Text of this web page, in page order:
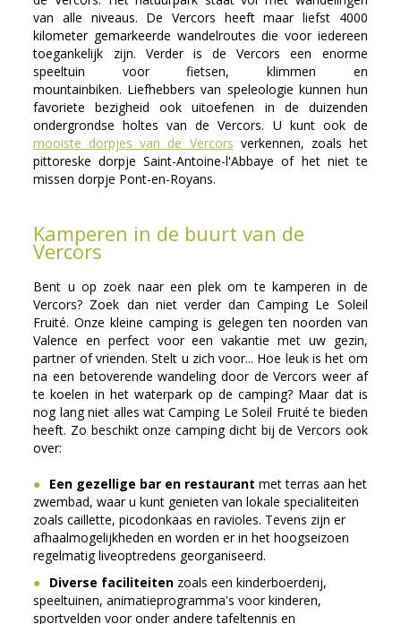
van alle niveaus. De Vercors heeft maar liefst 4000
kilometer gemarkeerde wandelroutes die voor iedereen
toegankelijk zijn. Verder is de Vercors een enorme
speeltuin voor fietsen, klimmen en
mountainbiken. Liefhebbers van speleologie kunnen hun
favoriete bezigheid ook uitoefenen in de duizenden
ondergrondse holtes van de Vercors. U kunt ook de
mooiste dorpjes van de Vercors verkennen, zoals het
pittoreske dorpje Saint-Antoine-l'Abbaye of het niet te
missen dorpje Pont-en-Royans.
Kamperen in de buurt van de
Vercors
Bent u op zoek naar een plek om te kamperen in de
Vercors? Zoek dan niet verder dan Camping Le Soleil
Fruité. Onze kleine camping is gelegen ten noorden van
Valence en perfect voor een vakantie met uw gezin,
partner of vrienden. Stelt u zich voor... Hoe leuk is het om
na een betoverende wandeling door de Vercors weer af
te koelen in het waterpark op de camping? Maar dat is
nog lang niet alles wat Camping Le Soleil Fruité te bieden
heeft. Zo beschikt onze camping dicht bij de Vercors ook
over:
Een gezellige bar en restaurant met terras aan het
zwembad, waar u kunt genieten van lokale specialiteiten
zoals caillette, picodonkaas en ravioles. Tevens zijn er
afhaalmogelijkheden en worden er in het hoogseizoen
regelmatig liveoptredens georganiseerd.
Diverse faciliteitenzoals een kinderboerderij,
speeltuinen, animatieprogramma's voor kinderen,
sportvelden voor onder andere tafeltennis en